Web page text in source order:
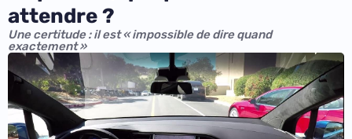
attendre ?
Une certitude : il est « impossible de dire quand
exactement »